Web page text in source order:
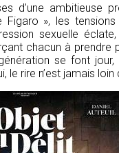
d’une ambitieuse
», les tensions
sexuelle
chacun à prendre
se font
le rire n’est jamais loin